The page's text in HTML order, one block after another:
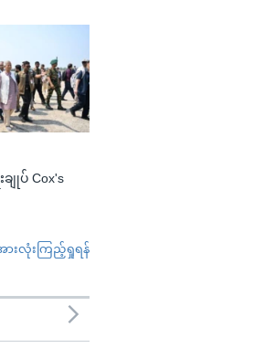
ျုပ် Cox's
ားလုံးကြည့်ရှုရန်